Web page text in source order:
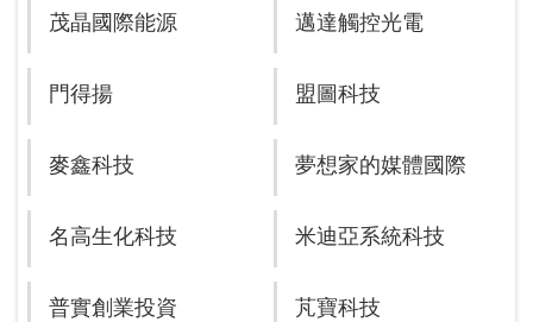
茂晶國際能源 邁達觸控光電
門得揚 盟圖科技
麥鑫科技 夢想家的媒體國際
名高生化科技 米迪亞系統科技
普實創業投資 芃寶科技